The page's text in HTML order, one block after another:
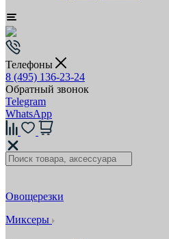
Телефоны
8 (495) 136-23-24
Обратный звонок
Telegram
WhatsApp
Овощерезки
Миксеры